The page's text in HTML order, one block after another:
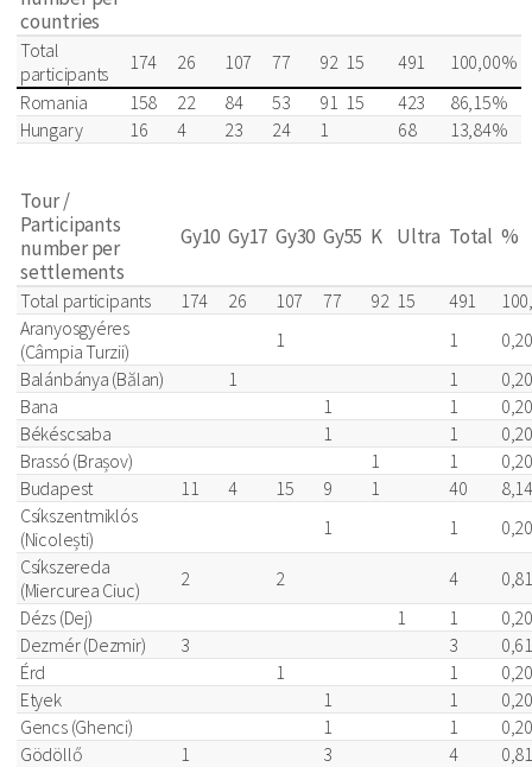
countries
Total
participants
174 26 107 77 92 15 491
100,00%
Romania
158 22 84 53 91 15 423
86,15%
Hungary
16 4 23 24 1 68 13,84%
Tour /
Participants
number per
settlements
Gy10 Gy17 Gy30 Gy55 K Ultra Total %
Total participants 174 26 107 77 92 15 491
Aranyosgyéres
(Câmpia Turzii)
1 1
Balánbánya (Bălan)
1 1
Bana
1 1
Békéscsaba
1 1
Brassó (Brașov)
1 1
Budapest
11 4 15 9 1 40
Csíkszentmiklós
(Nicolești)
1 1
Csíkszereda
(Miercurea Ciuc)
2 2 4
Dézs (Dej)
1 1
Dezmér (Dezmir)
3 3
Érd
1 1
Etyek
1 1
Gencs (Ghenci)
1 1
Gödöllő
1 3 4